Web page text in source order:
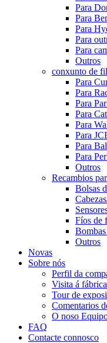
Para
Para
Para
Para
Para
Outros
conxunto de
Para
Para
Para
Para
Para
Para
Para
Para
Outros
Recambios
Bolsas
Fíos de
Outros
Novas
Sobre nós
Perfil da
Visita á fábrica
Tour de
Comentarios
O noso
FAQ
Contacte connosco